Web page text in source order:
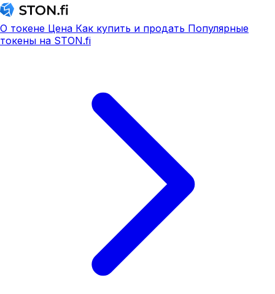
О токене Цена Как купить и продать Популярные
токены на STON.fi